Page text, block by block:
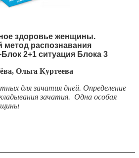
здоровье женщины.
распознавания
2+1 ситуация Блока 3
Ольга Куртеева
для зачатия дней. Определение
зачатия. Одна особая